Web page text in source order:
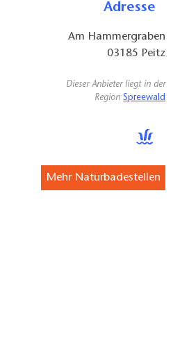
Adresse
Am Hammergraben
03185 Peitz
Dieser Anbieter liegt in der
RegionSpreewald
Mehr Naturbadestellen